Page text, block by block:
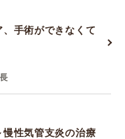
手術ができなくて
性気管支炎の治療